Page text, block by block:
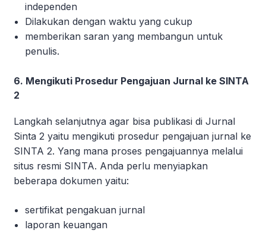
independen
Dilakukan dengan waktu yang cukup
memberikan saran yang membangun untuk
penulis.
6. Mengikuti Prosedur Pengajuan Jurnal ke SINTA
2
Langkah selanjutnya agar bisa publikasi di Jurnal
Sinta 2 yaitu mengikuti prosedur pengajuan jurnal ke
SINTA 2. Yang mana proses pengajuannya melalui
situs resmi SINTA. Anda perlu menyiapkan
beberapa dokumen yaitu:
sertifikat pengakuan jurnal
laporan keuangan